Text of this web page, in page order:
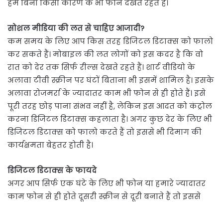
हम बिना किसी कारण के भी फोन देखते रहते हैं।
सोशल मीडिया की लत से चाहिए आजादी?
कम समय के लिए आप किस तरह डिजिटल डिटाक्स को फालो
कर सकते हैं। मोबाइल की लत लोगों को इस कदर है कि वो
रात को देर तक सिर्फ रील्स देखते रहते हैं। शार्ट वीडियो के
अलावा टीवी स्क्रीन पर घंटों बिताना भी इसमें शामिल है। इसके
अलावा रोजमर्रा के ज्यादातर काम भी फोन से ही होते हैं। इसे
पूरी तरह छोड़ पाना संभव नहीं है, लेकिन इस आदत को कंट्रोल
करना डिजिटल डिटाक्स कहलाता है। अगर कुछ देर के लिए भी
डिजिटल डिटाक्स को फालो करते हैं तो इससे भी दिमाग की
कार्यक्षमता बेहतर होती है।
डिजिटल डिटाक्स के फायदे
अगर आप सिर्फ एक घंटे के लिए भी फोन या हमारे ज्यादातर
काम फोन से ही होते दूसरी स्क्रीन से दूरी बनाते हैं तो इससे